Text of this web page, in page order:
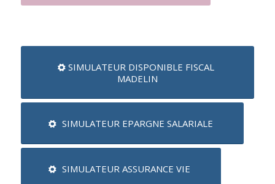
SIMULATEUR DISPONIBLE FISCAL
MADELIN
SIMULATEUR EPARGNE SALARIALE
SIMULATEUR ASSURANCE VIE